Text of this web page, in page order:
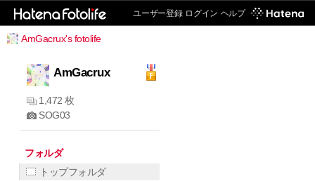
ユーザー登録 ログイン ヘルプ
AmGacrux's fotolife
AmGacrux
1,472 枚
SOG03
フォルダ
トップフォルダ